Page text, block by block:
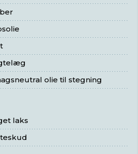
olie til stegning
laks